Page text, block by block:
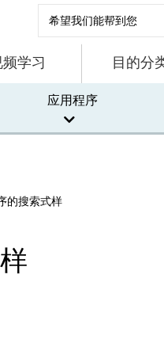
频学习 目的分
应用程序
的搜索式样